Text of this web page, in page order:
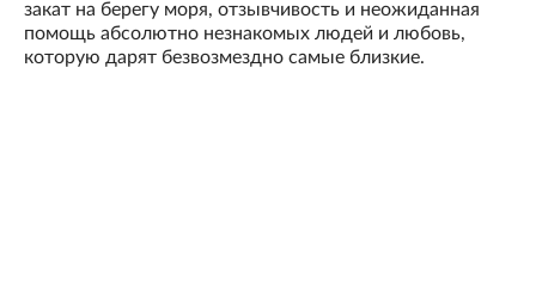
закат на берегу моря, отзывчивость и неожиданная
помощь абсолютно незнакомых людей и любовь,
которую дарят безвозмездно самые близкие.